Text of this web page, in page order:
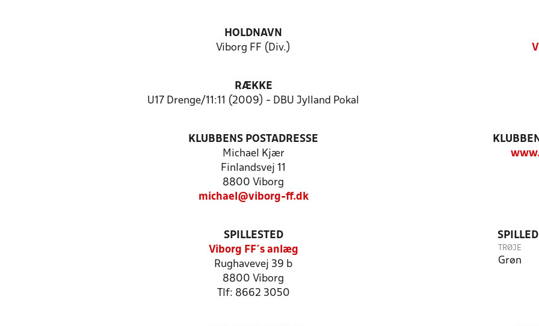
HOLDNAVN
Viborg FF (Div.)
RÆKKE
U17 Drenge/11:11 (2009) - DBU Jylland Pokal
KLUBBENS POSTADRESSE
Michael Kjær
Finlandsvej 11
8800 Viborg
michael@viborg-ff.dk
SPILLESTED
Viborg FF´s anlæg
Rughavevej 39 b
8800 Viborg
Tlf: 8662 3050
TRØJE
Grøn